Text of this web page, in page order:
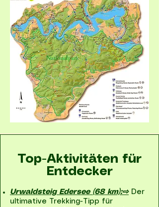
Top-Aktivitäten für
Entdecker
Urwaldsteig Edersee (68 km):⇨Der
ultimative Trekking-Tipp für